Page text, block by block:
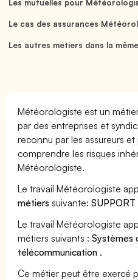
Les mutuelles pour
Le cas des assurances
Les autres métiers dans la
Météorologiste est un
par des entreprises et
reconnu par les assureurs
comprendre les risques
Météorologiste.
Le travail Météorologiste
métiers suivante:SUPPORT
Le travail Météorologiste
métiers suivants :Systèmes
télécommunication .
Ce métier peut être exercé